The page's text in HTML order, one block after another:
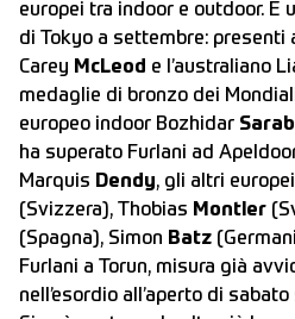
europei tra indoor e outdoor. È
di Tokyo a settembre: presenti
Carey McLeod e l’australiano
medaglie di bronzo dei
europeo indoor Bozhidar
ha superato Furlani ad
Marquis Dendy, gli altri
(Svizzera), Thobias Montler
(Spagna), Simon Batz
Furlani a Torun, misura già
nell’esordio all’aperto di